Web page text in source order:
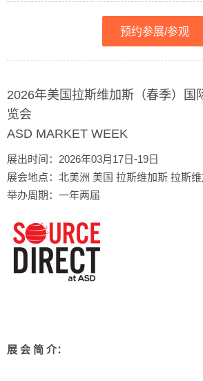
预约参展/参观
2026年美国拉斯维加斯（春季）国
览会
ASD MARKET WEEK
展出时间：2026年03月17日-19日
展会地点：北美洲 美国 拉斯维加斯 拉斯
举办周期：一年两届
展 会 简 介：